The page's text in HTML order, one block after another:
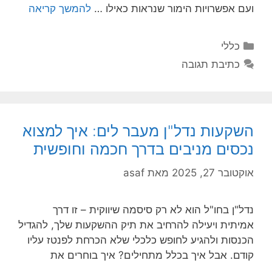
ועם אפשרויות הימור שנראות כאילו … להמשך קריאה
קטגוריות
כללי
כתיבת תגובה
השקעות נדל"ן מעבר לים: איך למצוא
נכסים מניבים בדרך חכמה וחופשית
אוקטובר 27, 2025 מאת asaf
נדל"ן בחו"ל הוא לא רק סיסמה שיווקית – זו דרך
אמיתית ויעילה להרחיב את תיק ההשקעות שלך, להגדיל
הכנסות ולהגיע לחופש כלכלי שלא הכרחת לפנטז עליו
קודם. אבל איך בכלל מתחילים? איך בוחרים את